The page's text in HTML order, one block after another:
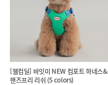
[웰컴딜] 바잇미 NEW 컴포트 하네스&
핸즈프리 리쉬 (5 colors)